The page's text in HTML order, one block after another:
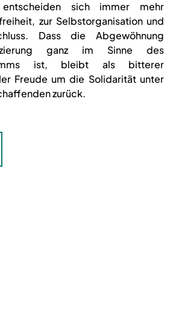
entscheiden sich immer mehr
zur Selbstorganisation und
Dass die Abgewöhnung
ganz im Sinne des
ist, bleibt als bitterer
Freude um die Solidarität unter
zurück.